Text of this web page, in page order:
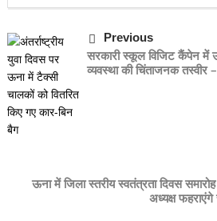
Previous
सरकारी स्कूल विजिट कैंपेन में
व्यवस्था की चिंताजनक तस्वीर
ऊना में जिला स्तरीय स्वतंत्रता दिवस
अध्यक्ष फहराएंगे